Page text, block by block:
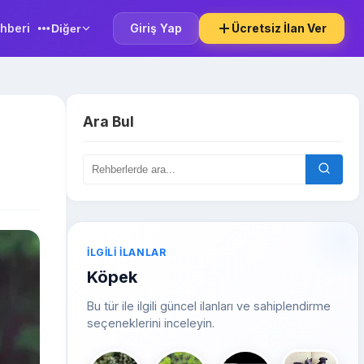
Diğer Giriş Yap Ücretsiz İlan Ver
Ara Bul
İLGILI İLANLAR
Köpek
Bu tür ile ilgili güncel ilanları ve sahiplendirme
seçeneklerini inceleyin.